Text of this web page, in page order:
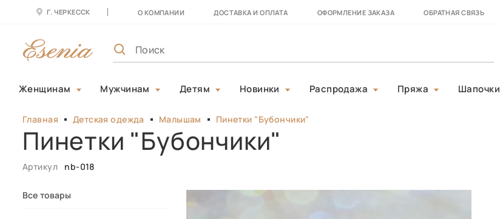
Г. ЧЕРКЕССК О КОМПАНИИ ДОСТАВКА И ОПЛАТА ОФОРМЛЕНИЕ ЗАКАЗА ОБРАТНАЯ СВЯЗЬ
Женщинам Мужчинам Детям Новинки Распродажа Пряжа Шапочки
Главная Детская одежда Малышам Пинетки "Бубончики"
Пинетки "Бубончики"
Артикул nb-018
Все товары